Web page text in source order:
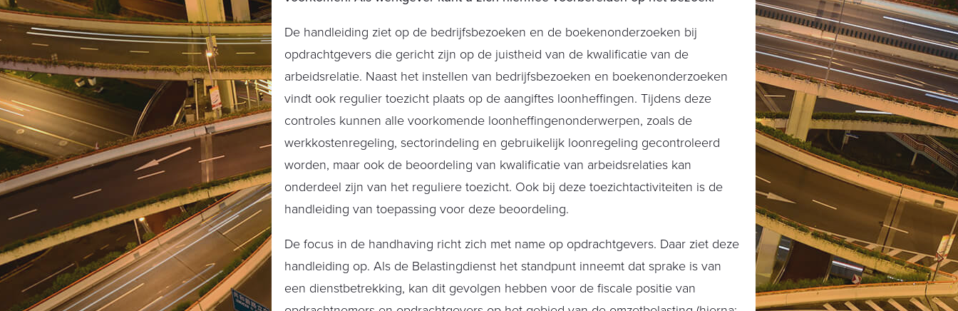
De handleiding ziet op de bedrijfsbezoeken en de boekenonderzoeken bij
opdrachtgevers die gericht zijn op de juistheid van de kwalificatie van de
arbeidsrelatie. Naast het instellen van bedrijfsbezoeken en boekenonderzoeken
vindt ook regulier toezicht plaats op de aangiftes loonheffingen. Tijdens deze
controles kunnen alle voorkomende loonheffingenonderwerpen, zoals de
werkkostenregeling, sectorindeling en gebruikelijk loonregeling gecontroleerd
worden, maar ook de beoordeling van kwalificatie van arbeidsrelaties kan
onderdeel zijn van het reguliere toezicht. Ook bij deze toezichtactiviteiten is de
handleiding van toepassing voor deze beoordeling.
De focus in de handhaving richt zich met name op opdrachtgevers. Daar ziet deze
handleiding op. Als de Belastingdienst het standpunt inneemt dat sprake is van
een dienstbetrekking, kan dit gevolgen hebben voor de fiscale positie van